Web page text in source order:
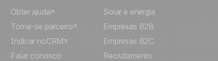
Obter ajuda
Torne-se parceiro
Indicar noCRM
Falar conosco
Solar e energia
Empresas B2B
Empresas B2C
Recrutamento